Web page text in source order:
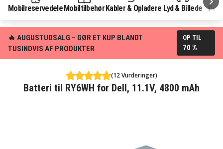
Mobilreservedele Mobiltilbehør Kabler & Opladere Lyd & Billede
🔥 AUGUSTUDSALG – GØR ET KUP BLANDT
TUSINDVIS AF PRODUKTER
OP TIL
70 %
(12 Vurderinger)
Batteri til RY6WH for Dell, 11.1V, 4800 mAh